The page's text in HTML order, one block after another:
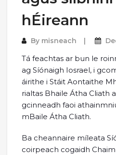
hÉireann
By misneach
Tá feachtas ar bun le
ag Síónaigh Iosrael, i
áirithe i Stáit Aontaithe
rialtas Bhaile Átha Cliath
gcinneadh faoi
mBaile Átha Cliath.
Ba cheannaire míleata
coirpeach cogaidh